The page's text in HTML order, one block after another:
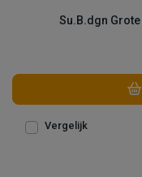
Su.B.dgn
Vergelijk